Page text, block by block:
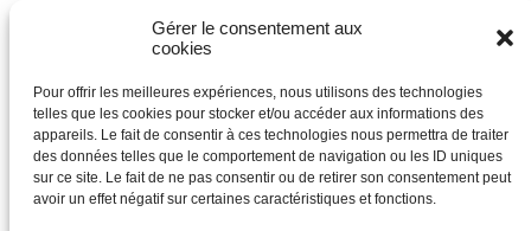
Gérer le consentement aux
cookies
Pour offrir les meilleures expériences, nous utilisons des technologies
telles que les cookies pour stocker et/ou accéder aux informations des
appareils. Le fait de consentir à ces technologies nous permettra de traiter
des données telles que le comportement de navigation ou les ID uniques
sur ce site. Le fait de ne pas consentir ou de retirer son consentement peut
avoir un effet négatif sur certaines caractéristiques et fonctions.
Questions sur le programme :
territoires@stopexclusionenergetique.org
Questions sur la communication :